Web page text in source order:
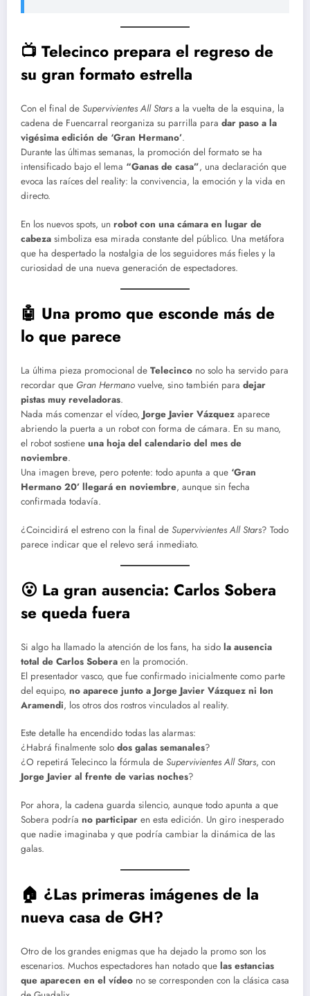
📺 Telecinco prepara el regreso de
su gran formato estrella
Con el final de Supervivientes All Stars a la vuelta de la esquina, la
cadena de Fuencarral reorganiza su parrilla para dar paso a la
vigésima edición de ‘Gran Hermano’.
Durante las últimas semanas, la promoción del formato se ha
intensificado bajo el lema “Ganas de casa”, una declaración que
evoca las raíces del reality: la convivencia, la emoción y la vida en
directo.
En los nuevos spots, un robot con una cámara en lugar de
cabeza simboliza esa mirada constante del público. Una metáfora
que ha despertado la nostalgia de los seguidores más fieles y la
curiosidad de una nueva generación de espectadores.
🤖 Una promo que esconde más de
lo que parece
La última pieza promocional de Telecinco no solo ha servido para
recordar que Gran Hermano vuelve, sino también para dejar
pistas muy reveladoras.
Nada más comenzar el vídeo, Jorge Javier Vázquez aparece
abriendo la puerta a un robot con forma de cámara. En su mano,
el robot sostiene una hoja del calendario del mes de
noviembre.
Una imagen breve, pero potente: todo apunta a que ‘Gran
Hermano 20’ llegará en noviembre, aunque sin fecha
confirmada todavía.
¿Coincidirá el estreno con la final de Supervivientes All Stars? Todo
parece indicar que el relevo será inmediato.
😮 La gran ausencia: Carlos Sobera
se queda fuera
Si algo ha llamado la atención de los fans, ha sido la ausencia
total de Carlos Sobera en la promoción.
El presentador vasco, que fue confirmado inicialmente como parte
del equipo, no aparece junto a Jorge Javier Vázquez ni Ion
Aramendi, los otros dos rostros vinculados al reality.
Este detalle ha encendido todas las alarmas:
¿Habrá finalmente solo dos galas semanales?
¿O repetirá Telecinco la fórmula de Supervivientes All Stars, con
Jorge Javier al frente de varias noches?
Por ahora, la cadena guarda silencio, aunque todo apunta a que
Sobera podría no participar en esta edición. Un giro inesperado
que nadie imaginaba y que podría cambiar la dinámica de las
galas.
🏠 ¿Las primeras imágenes de la
nueva casa de GH?
Otro de los grandes enigmas que ha dejado la promo son los
escenarios. Muchos espectadores han notado que las estancias
que aparecen en el vídeo no se corresponden con la clásica casa